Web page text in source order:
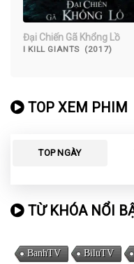
Đại Chiến Gã Khổng Lồ
I KILL GIANTS (2017)
TOP XEM PHIM
TOP NGÀY
TỪ KHÓA NỔI
BanhTV BiluTV